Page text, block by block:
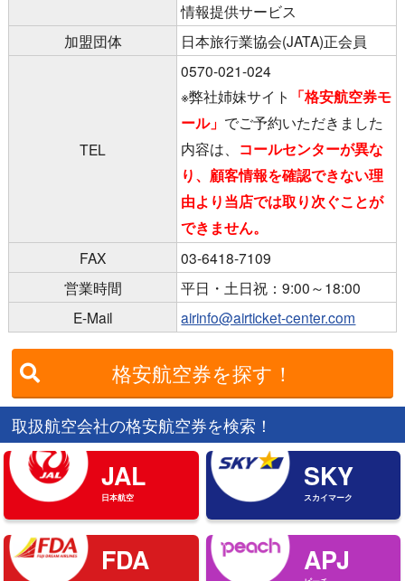
情報提供サービス
加盟団体
日本旅行業協会(JATA)正会員
TEL
0570-021-024
※弊社姉妹サイト 「格安航空券モ
ール」 でご予約いただきました
内容は、 コールセンターが異な
り、顧客情報を確認できない理
由より当店では取り次ぐことが
できません。
FAX
03-6418-7109
営業時間
平日・土日祝：9:00～18:00
E-Mail
airinfo@airticket-center.com
格安航空券を探す！
取扱航空会社の格安航空券を検索！
JAL
日本航空
SKY
スカイマーク
FDA APJ